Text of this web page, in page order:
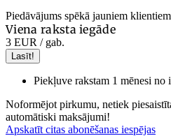
Piedāvājums spēkā jauniem klientiem
Viena raksta iegāde
3 EUR / gab.
Lasīt!
Piekļuve rakstam 1 mēnesi no
Noformējot pirkumu, netiek
automātiski maksājumi!
Apskatīt citas abonēšanas iespējas